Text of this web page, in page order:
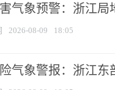
气象预警：浙江
2026-08-09 18:05
气象警报：浙江